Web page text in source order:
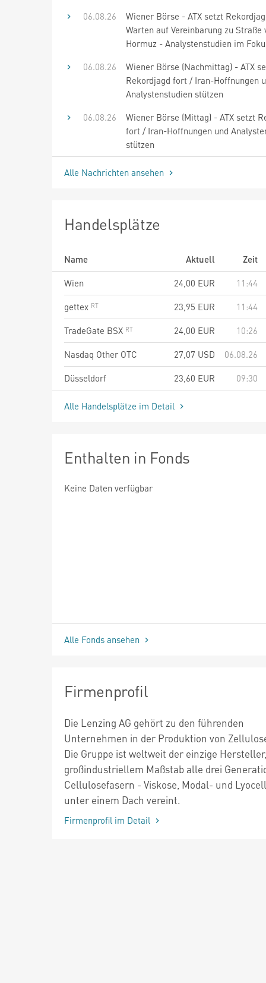
06.08.26
Wiener Börse - ATX setzt
Warten auf Vereinbarung zu Straße
Hormuz - Analystenstudien im
06.08.26
Wiener Börse (Nachmittag) - ATX
Rekordjagd fort / Iran-Hoffnungen
Analystenstudien stützen
06.08.26
Wiener Börse (Mittag) - ATX setzt
fort / Iran-Hoffnungen und
stützen
Alle Nachrichten ansehen
Handelsplätze
Name Aktuell
Zeit
Wien
24,00 EUR
11:44
gettex
23,95 EUR
11:44
TradeGate BSX
24,00 EUR
10:26
Nasdaq Other OTC
27,07 USD
06.08.26
Düsseldorf
23,60 EUR 09:30
Alle Handelsplätze im Detail
Enthalten in Fonds
Keine Daten verfügbar
Alle Fonds ansehen
Firmenprofil
Die Lenzing AG gehört zu den führenden
Unternehmen in der Produktion von
Die Gruppe ist weltweit der einzige
großindustriellem Maßstab alle drei
Cellulosefasern - Viskose, Modal- und
unter einem Dach vereint.
Firmenprofil im Detail